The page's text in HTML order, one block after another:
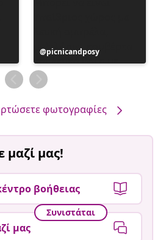
Η
ανάρτηση
δημοσιεύθηκε
από
picnicandposy
φωτογραφίες
μαζί μας!
βοήθειας
Συνιστάται
μας